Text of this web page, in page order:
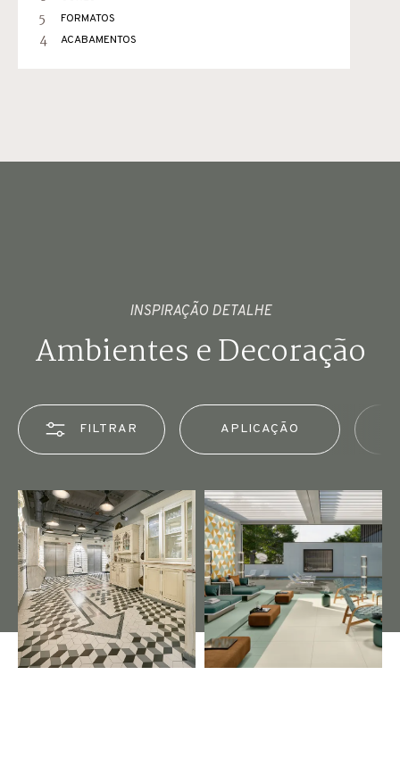
5 FORMATOS
4 ACABAMENTOS
INSPIRAÇÃO DETALHE
Ambientes e Decoração
FILTRAR APLICAÇÃO